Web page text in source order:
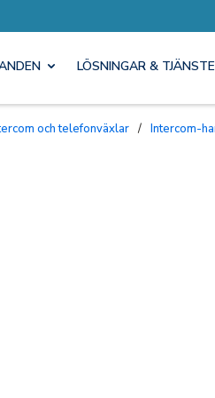
LÖSNINGAR &
och telefonväxlar / Intercom-